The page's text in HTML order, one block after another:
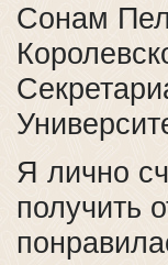
Сонам
Я лично
получить